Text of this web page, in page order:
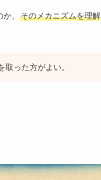
、
そのメカニズムを理解
った方がよい。